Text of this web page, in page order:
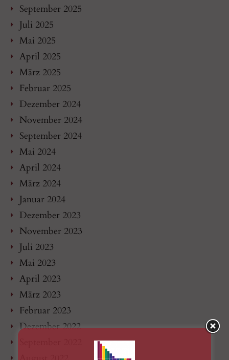
September 2025
Juli 2025
Mai 2025
April 2025
März 2025
Februar 2025
Dezember 2024
November 2024
September 2024
Mai 2024
April 2024
März 2024
Januar 2024
Dezember 2023
November 2023
Juli 2023
Mai 2023
April 2023
März 2023
Februar 2023
Dezember 2022